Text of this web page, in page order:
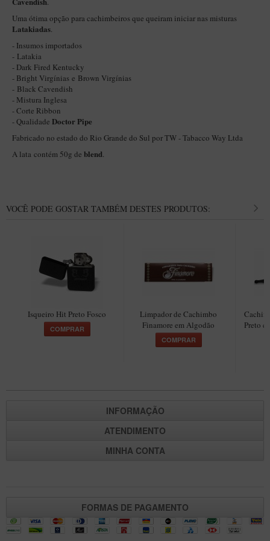
Itália Encerado
Maestro Nacional
Maestro Nacional Encerado
Caboclo - 7 Voltas
Cachimbeco
Churchwarden
Fiore
Giovanni
Montana
New Rose
New Rose Polido
Piccolo
Premium
CACHIMBOS ARTESANAIS DE BRIAR ITALIANO
Uma ótima opção para cachimbeiros que queiram iniciar nas misturas
Latakiadas.
- Insumos importados
- Latakia
- Dark Fired Kentucky
- Bright Virgínias e Brown Virgínias
- Black Cavendish
- Mistura Inglesa
- Corte Ribbon
- Qualidade Doctor Pipe
Fabricado no estado do Rio Grande do Sul por TW - Tabacco Way Ltda
A lata contém 50g de blend.
VOCÊ PODE GOSTAR TAMBÉM DESTES PRODUTOS:
Isqueiro Hit Preto Fosco
COMPRAR
Limpador de Cachimbo
Finamore em Algodão
COMPRAR
Preto
INFORMAÇÃO
ATENDIMENTO
MINHA CONTA
FORMAS DE PAGAMENTO